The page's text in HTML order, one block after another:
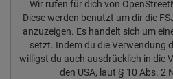
Wir rufen für dich von
Diese werden benutzt um dir die
anzuzeigen. Es handelt sich um
setzt. Indem du die Verwendung
willigst du auch ausdrücklich in die
den USA, laut § 10 Abs. 2